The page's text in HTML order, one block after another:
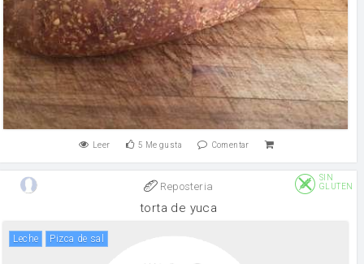
Leer 5 Me gusta Comentar
Reposteria
SIN
GLUTEN
torta de yuca
leche pizca de sal